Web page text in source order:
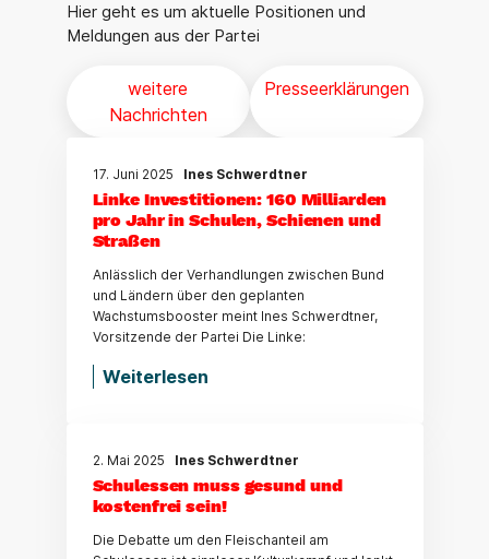
Hier geht es um aktuelle Positionen und
Meldungen aus der Partei
weitere
Nachrichten
Presseerklärungen
17. Juni 2025 Ines Schwerdtner
Linke Investitionen: 160 Milliarden
pro Jahr in Schulen, Schienen und
Straßen
Anlässlich der Verhandlungen zwischen Bund
und Ländern über den geplanten
Wachstumsbooster meint Ines Schwerdtner,
Vorsitzende der Partei Die Linke:
Weiterlesen
2. Mai 2025 Ines Schwerdtner
Schulessen muss gesund und
kostenfrei sein!
Die Debatte um den Fleischanteil am